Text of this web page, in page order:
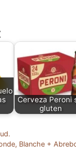
Cerveza Peroni
gluten
Blanche +